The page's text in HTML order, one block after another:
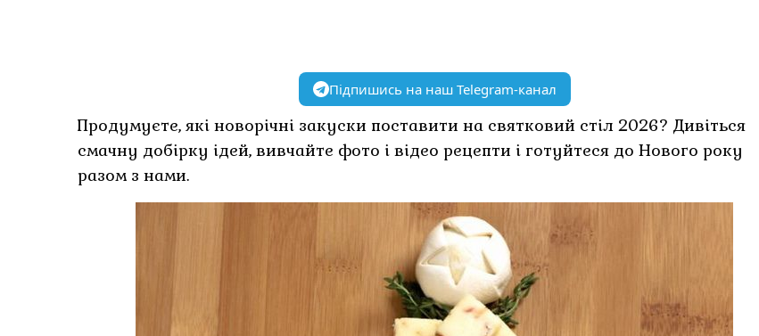
Підпишись на наш Telegram-канал
Продумуєте, які новорічні закуски поставити на святковий стіл 2026? Дивіться
смачну добірку ідей, вивчайте фото і відео рецепти і готуйтеся до Нового року
разом з нами.